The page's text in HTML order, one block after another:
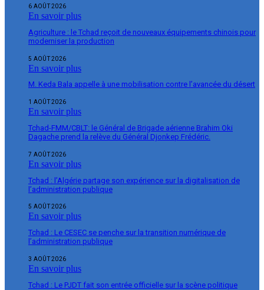
6 AOÛT 2026
En savoir plus
Agriculture : le Tchad reçoit de nouveaux équipements chinois pour
moderniser la production
5 AOÛT 2026
En savoir plus
M. Keda Bala appelle à une mobilisation contre l’avancée du désert
1 AOÛT 2026
En savoir plus
Tchad-FMM/CBLT: le Général de Brigade aérienne Brahim Oki
Dagache prend la relève du Général Djonkep Frédéric.
7 AOÛT 2026
En savoir plus
Tchad : l’Algérie partage son expérience sur la digitalisation de
l’administration publique
5 AOÛT 2026
En savoir plus
Tchad : Le CESEC se penche sur la transition numérique de
l’administration publique
3 AOÛT 2026
En savoir plus
Tchad : Le PJDT fait son entrée officielle sur la scène politique